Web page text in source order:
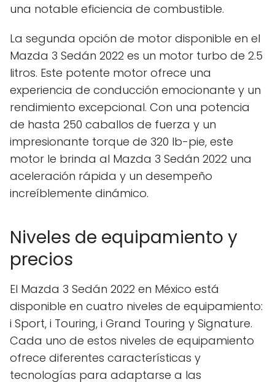
una notable eficiencia de combustible.
La segunda opción de motor disponible en el
Mazda 3 Sedán 2022 es un motor turbo de 2.5
litros. Este potente motor ofrece una
experiencia de conducción emocionante y un
rendimiento excepcional. Con una potencia
de hasta 250 caballos de fuerza y un
impresionante torque de 320 lb-pie, este
motor le brinda al Mazda 3 Sedán 2022 una
aceleración rápida y un desempeño
increíblemente dinámico.
Niveles de equipamiento y
precios
El Mazda 3 Sedán 2022 en México está
disponible en cuatro niveles de equipamiento:
i Sport, i Touring, i Grand Touring y Signature.
Cada uno de estos niveles de equipamiento
ofrece diferentes características y
tecnologías para adaptarse a las